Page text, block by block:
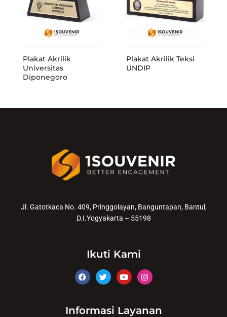
Plakat Akrilik
Universitas
Diponegoro
Plakat Akrilik Teksi
UNDIP
Jl. Gatotkaca No. 409, Pringgolayan, Banguntapan, Bantul,
D.I.Yogyakarta – 55198
Ikuti Kami
Informasi Layanan